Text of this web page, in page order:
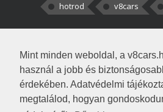
Mint minden weboldal, a
használ a jobb és
érdekében. Adatvédelmi
megtalálod, hogyan
hotrod
v8cars
kortisz:Elszúrtam!
darabbaal számoltam. Nem